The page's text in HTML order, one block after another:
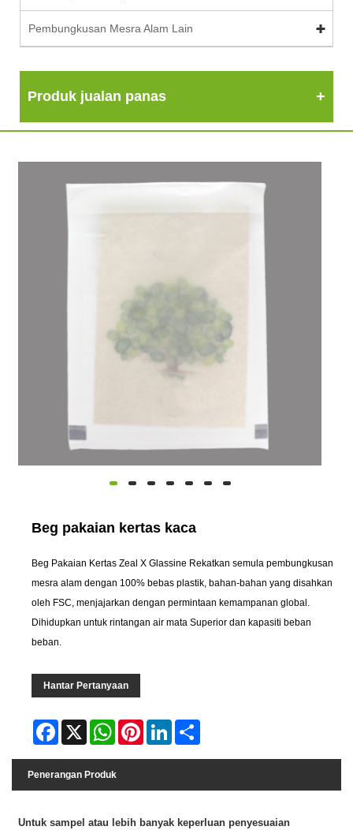
Pembungkusan Mesra Alam Lain
Produk jualan panas
Beg pakaian kertas kaca
Beg Pakaian Kertas Zeal X Glassine Rekatkan semula pembungkusan
mesra alam dengan ‌100% bebas plastik, bahan-bahan yang disahkan
oleh FSC, menjajarkan dengan permintaan kemampanan global.
Dihidupkan untuk rintangan air mata ‌Superior dan kapasiti beban
beban.
Hantar Pertanyaan
Facebook
X WhatsAppPinterestLinkedIn
Penerangan Produk
Untuk sampel atau lebih banyak keperluan penyesuaian